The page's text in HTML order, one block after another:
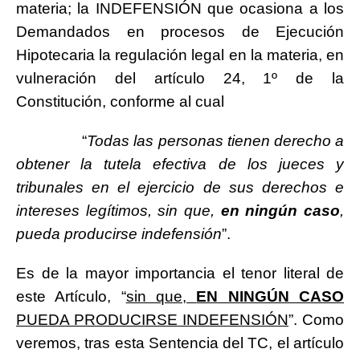
materia; la INDEFENSIÓN que ocasiona a los
Demandados en procesos de Ejecución
Hipotecaria la regulación legal en la materia, en
vulneración del artículo 24, 1º de la
Constitución, conforme al cual
“Todas las personas tienen derecho a
obtener la tutela efectiva de los jueces y
tribunales en el ejercicio de sus derechos e
intereses legítimos, sin que, en ningún caso,
pueda producirse indefensión”.
Es de la mayor importancia el tenor literal de
este Artículo, “sin que, EN NINGÚN CASO
PUEDA PRODUCIRSE INDEFENSIÓN”. Como
veremos, tras esta Sentencia del TC, el artículo